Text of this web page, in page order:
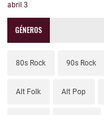
abril 3
GÉNEROS
80s Rock 90s Rock
Alt Folk Alt Pop